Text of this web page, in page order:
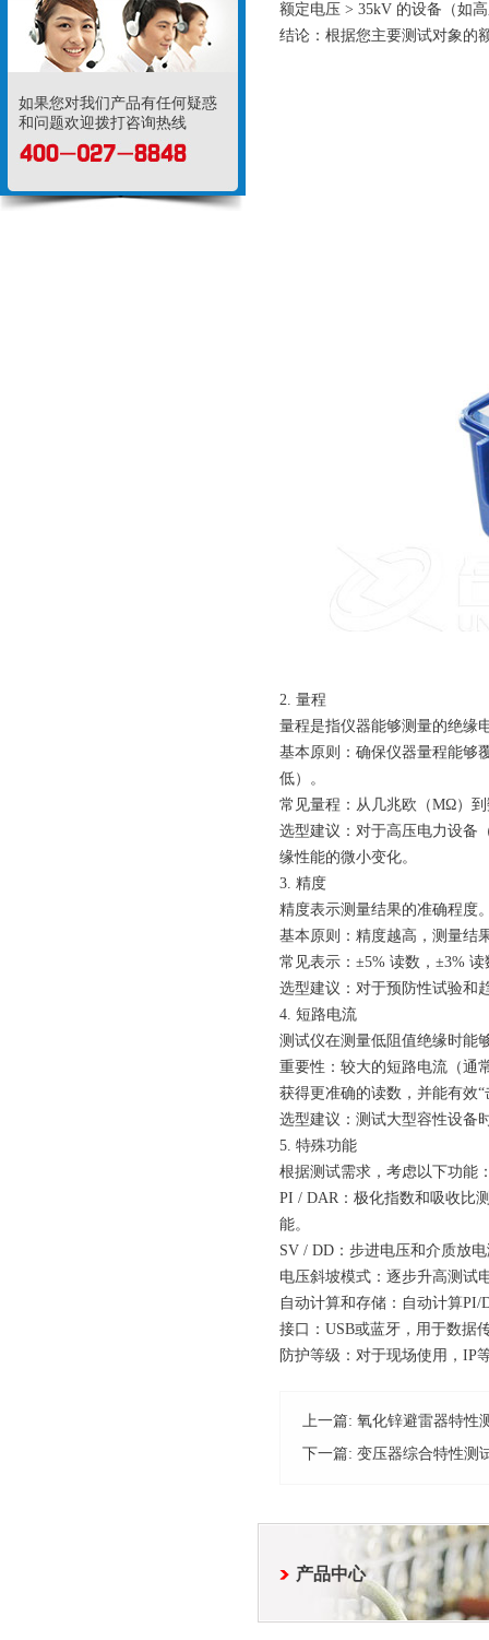
如果您对我们产品有任何疑惑
和问题欢迎拨打咨询热线
额定电压 > 35kV 的设备（如
结论：根据您主要测试对象的
2. 量程
量程是指仪器能够测量的绝缘
基本原则：确保仪器量程能够
低）。
常见量程：从几兆欧（MΩ）
选型建议：对于高压电力设备
缘性能的微小变化。
3. 精度
精度表示测量结果的准确程度
基本原则：精度越高，测量结
常见表示：±5% 读数，±3% 读
选型建议：对于预防性试验和
4. 短路电流
测试仪在测量低阻值绝缘时能
重要性：较大的短路电流（通
获得更准确的读数，并能有效
选型建议：测试大型容性设备
5. 特殊功能
根据测试需求，考虑以下功能
PI / DAR：极化指数和吸收比
能。
SV / DD：步进电压和介质放
电压斜坡模式：逐步升高测试
自动计算和存储：自动计算
接口：USB或蓝牙，用于数据
防护等级：对于现场使用，IP
上一篇: 氧化锌避雷器特性
下一篇: 变压器综合特性测
产品中心